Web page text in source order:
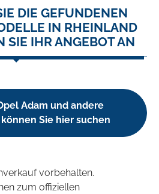
DIE GEFUNDENEN
IN RHEINLAND
SIE IHR ANGEBOT AN
Adam und andere
können Sie hier suchen
vorbehalten.
zum offiziellen